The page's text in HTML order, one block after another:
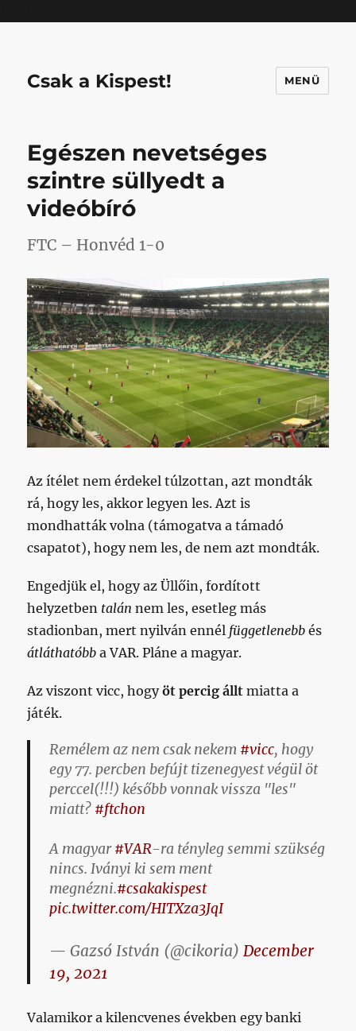
Csak a Kispest! MENÜ
Egészen nevetséges
szintre süllyedt a
videóbíró
FTC – Honvéd 1-0
Az ítélet nem érdekel túlzottan, azt mondták
rá, hogy les, akkor legyen les. Azt is
mondhatták volna (támogatva a támadó
csapatot), hogy nem les, de nem azt mondták.
Engedjük el, hogy az Üllőin, fordított
helyzetben talán nem les, esetleg más
stadionban, mert nyilván ennél függetlenebb és
átláthatóbba VAR. Pláne a magyar.
Az viszont vicc, hogyöt percig állt miatta a
játék.
Remélem az nem csak nekem #vicc, hogy
egy 77. percben befújt tizenegyest végül öt
perccel(!!!) később vonnak vissza "les"
miatt? #ftchon
A magyar#VAR-ra tényleg semmi szükség
nincs. Iványi ki sem ment
megnézni.#csakakispest
pic.twitter.com/HITXza3JqI
— Gazsó István (@cikoria)December
19, 2021
Valamikor a kilencvenes években egy banki